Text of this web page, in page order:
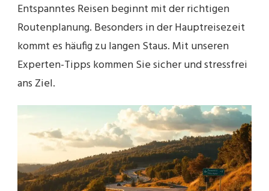
Entspanntes Reisen beginnt mit der richtigen
Routenplanung. Besonders in der Hauptreisezeit
kommt es häufig zu langen Staus. Mit unseren
Experten-Tipps kommen Sie sicher und stressfrei
ans Ziel.